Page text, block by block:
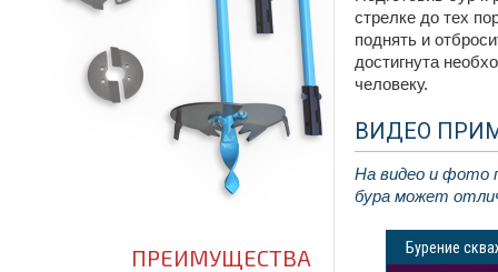
ПРЕИМУЩЕСТВА
стрелке до тех
поднять и
достигнута
человеку.
ВИДЕО
На видео и фото
бура может
Бурение